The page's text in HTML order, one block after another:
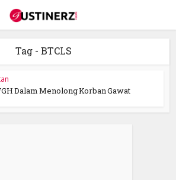
Tag - BTCLS
Dalam Menolong Korban Gawat